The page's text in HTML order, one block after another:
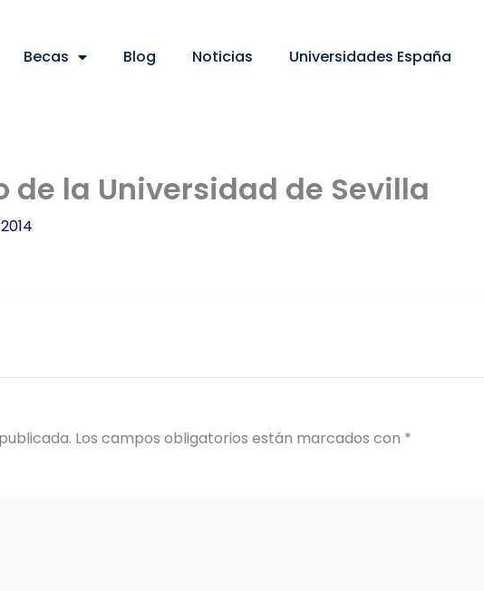
Becas Blog Noticias Universidades España
de la Universidad de Sevilla
Los campos obligatorios están marcados con *